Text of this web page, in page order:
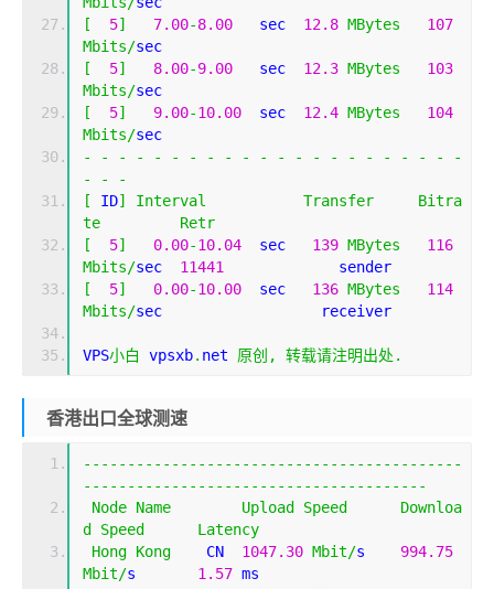
[
5] 7.00-8.00
   sec
12.8 MBytes
107
Mbits/sec
[
5] 8.00-9.00
   sec
12.3 MBytes
103
Mbits/sec
[
5] 9.00-10.00
  sec
12.4 MBytes
104
Mbits/sec
-
- - - - - - - - - - - - - - - - - - - -
-
-
-
-
[
ID] Interval Transfer
Bitra
te
Retr
[
5] 0.00-10.04
  sec
139 MBytes
116
Mbits/sec 11441
             sender
[
5] 0.00-10.00
  sec
136 MBytes
114
Mbits/sec                  receiver
VPS小白 vpsxb. net 原创, 转载请注明出处.
香港出口全球测速
-------------------------------------------
---------------------------------------
Node Name Upload Speed
Downloa
d
Speed
Latency
Hong Kong
    CN
1047.30 Mbit/s 994.75
Mbit/s 1.57